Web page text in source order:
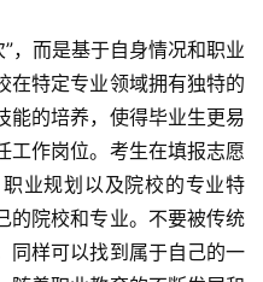
在特定专业领域拥有独特的
能的培养，使得毕业生更易
工作岗位。考生在填报志愿
业规划以及院校的专业特
的院校和专业。不要被传统
同样可以找到属于自己的一